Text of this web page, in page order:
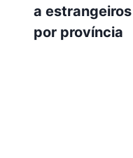
a
por província